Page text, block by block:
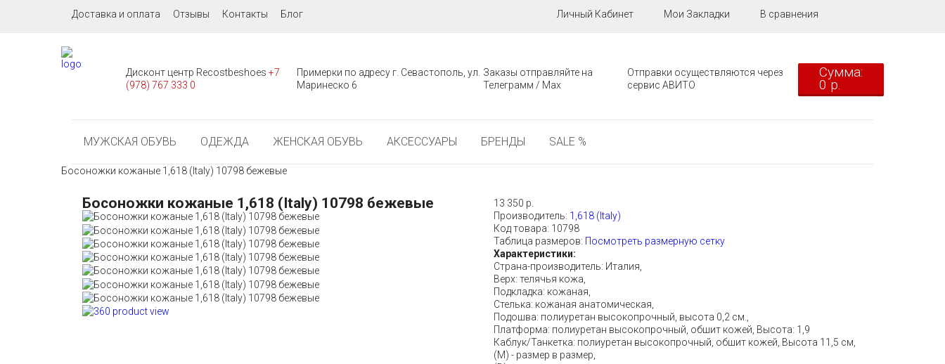
Доставка и оплата Отзывы Контакты Блог Личный Кабинет Мои Закладки В сравнения
Дисконт центр Recostbeshoes+7
(978) 767 333 0
Примерки по адресу г. Севастополь, ул.
Маринеско 6
Заказы отправляйте на
Телеграмм / Мах
Отправки осуществляются через
сервис АВИТО
Сумма:
0 р.
МУЖСКАЯ ОБУВЬ ОДЕЖДА ЖЕНСКАЯ ОБУВЬ АКСЕССУАРЫ БРЕНДЫ SALE %
Босоножки кожаные 1,618 (Italy) 10798 бежевые
Босоножки кожаные 1,618 (Italy) 10798 бежевые
13 350 р.
Производитель: 1,618 (Italy)
Код товара: 10798
Таблица размеров: Посмотреть размерную сетку
Характеристики:
Страна-производитель: Италия,
Верх: телячья кожа,
Подкладка: кожаная,
Стелька: кожаная анатомическая,
Подошва: полиуретан высокопрочный, высота 0,2 см.,
Платформа: полиуретан высокопрочный, обшит кожей, Высота: 1,9
Каблук/Танкетка: полиуретан высокопрочный , обшит кожей, Высота 11,5 см,
(М) - размер в размер,